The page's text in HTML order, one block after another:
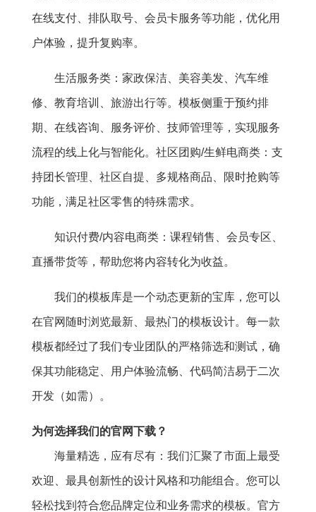
在线支付、排队取号、会员卡服务等功能，优化用
户体验，提升复购率。
生活服务类：家政保洁、美容美发、汽车维
修、教育培训、旅游出行等。模板侧重于预约排
期、在线咨询、服务评价、技师管理等，实现服务
流程的线上化与智能化。社区团购/生鲜电商类：支
持团长管理、社区自提、多规格商品、限时抢购等
功能，满足社区零售的特殊需求。
知识付费/内容电商类：课程销售、会员专区、
直播带货等，帮助您将内容转化为收益。
我们的模板库是一个动态更新的宝库，您可以
在官网随时浏览最新、最热门的模板设计。每一款
模板都经过了我们专业团队的严格筛选和测试，确
保其功能稳定、用户体验流畅、代码简洁易于二次
开发（如需）。
为何选择我们的官网下载？
海量精选，应有尽有：我们汇聚了市面上最受
欢迎、最具创新性的设计风格和功能组合。您可以
轻松找到符合您品牌定位和业务需求的模板。官方